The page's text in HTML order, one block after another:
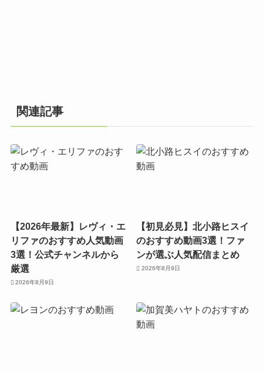
関連記事
【2026年最新】レヴィ・エ
リファのおすすめ人気動画
3選！公式チャンネルから
厳選
2026年8月9日
【初見必見】北小路ヒスイ
のおすすめ動画3選！ファ
ンが選ぶ人気配信まとめ
2026年8月9日